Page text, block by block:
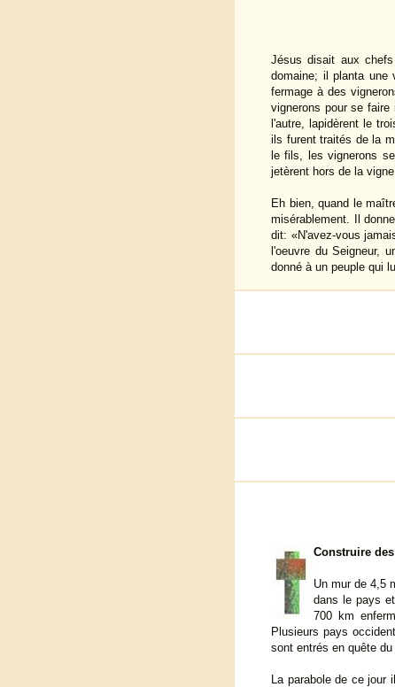
Jésus disait aux
domaine; il planta une
fermage à des
vignerons pour se
l'autre, lapidèrent le
ils furent traités de la
le fils, les vignerons
jetèrent hors de la
Eh bien, quand le
misérablement. Il
dit: «N'avez-vous
l'oeuvre du Seigneur,
donné à un peuple qui
Construire
Un mur de 4,5
dans le pays
700 km
Plusieurs pays
sont entrés en quête
La parabole de ce jour